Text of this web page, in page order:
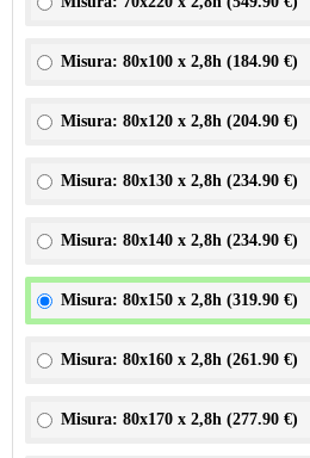
Misura: 80x100 x 2,8h (184.90 €)
Misura: 80x120 x 2,8h (204.90 €)
Misura: 80x130 x 2,8h (234.90 €)
Misura: 80x140 x 2,8h (234.90 €)
Misura: 80x150 x 2,8h (319.90 €)
Misura: 80x160 x 2,8h (261.90 €)
Misura: 80x170 x 2,8h (277.90 €)